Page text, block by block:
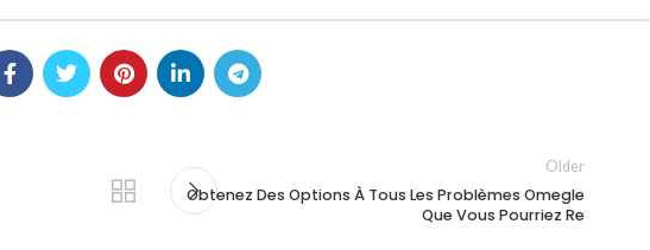
Older
Obtenez Des Options À Tous Les Problèmes Omegle
Que Vous Pourriez Re